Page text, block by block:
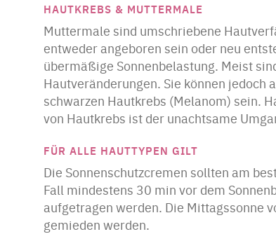
HAUTKREBS & MUTTERMALE
Muttermale sind umschriebene
entweder angeboren sein oder neu
übermäßige Sonnenbelastung. Meist
Hautveränderungen. Sie können jedoch
schwarzen Hautkrebs (Melanom) sein.
von Hautkrebs ist der unachtsame
FÜR ALLE HAUTTYPEN GILT
Die Sonnenschutzcremen sollten am
Fall mindestens 30 min vor dem
aufgetragen werden. Die Mittagssonne
gemieden werden.